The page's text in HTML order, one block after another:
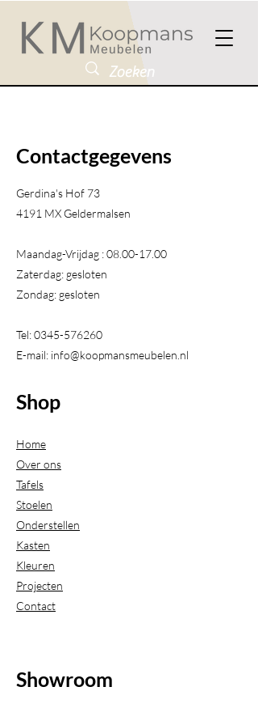
Contactgegevens
Gerdina's Hof 73
4191 MX Geldermalsen​
Maandag-Vrijdag :08.00-17.00
Zaterdag: gesloten
Zondag: gesloten
Tel:0345-576260
E-mail: info@koopmansmeubelen.nl
Shop
Home
Over ons
Tafels
Stoelen
Onderstellen
Kasten
Kleuren
Projecten
Contact
Showroom